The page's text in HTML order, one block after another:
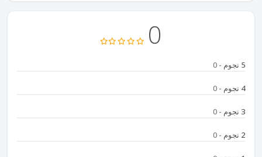
0
5 نجوم - 0
4 نجوم - 0
3 نجوم - 0
2 نجوم - 0